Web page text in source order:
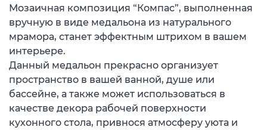
Мозаичная композиция “Компас”, выполненная
вручную в виде медальона из натурального
мрамора, станет эффектным штрихом в вашем
интерьере.
Данный медальон прекрасно организует
пространство в вашей ванной, душе или
бассейне, а также может использоваться в
качестве декора рабочей поверхности
кухонного стола, привнося атмосферу уюта и